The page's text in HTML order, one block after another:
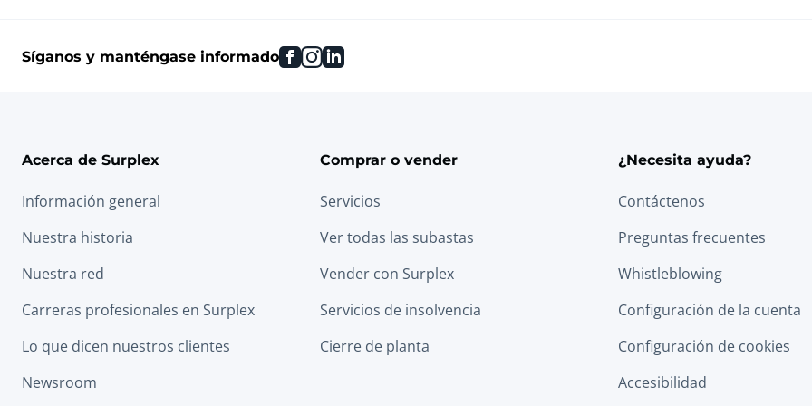
Síganos y manténgase informado facebook
instagram
linkedin
Acerca de Surplex
Información general
Nuestra historia
Nuestra red
Carreras profesionales en Surplex
Lo que dicen nuestros clientes
Newsroom
Comprar o vender
Servicios
Ver todas las subastas
Vender con Surplex
Servicios de insolvencia
Cierre de planta
¿Necesita ayuda?
Contáctenos
Preguntas frecuentes
Whistleblowing
Configuración de la cuenta
Configuración de cookies
Accesibilidad